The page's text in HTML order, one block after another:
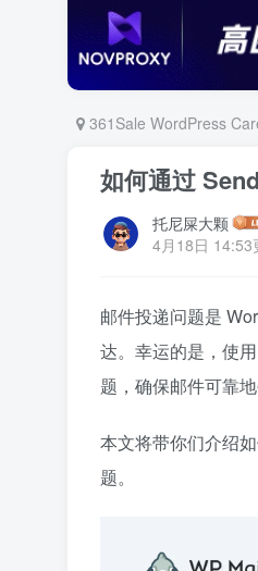
361Sale WordPress
如何通过
托尼屎大颗
4月18日 14:53
邮件投递问题是
达。幸运的是，使用
题，确保邮件可靠地
本文将带你们介绍
题。